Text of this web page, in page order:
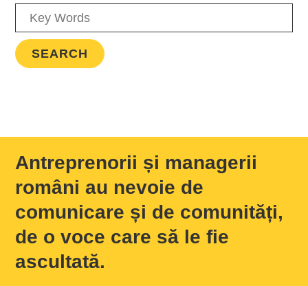
Antreprenorii și managerii
români au nevoie de
comunicare și de comunități,
de o voce care să le fie
ascultată.